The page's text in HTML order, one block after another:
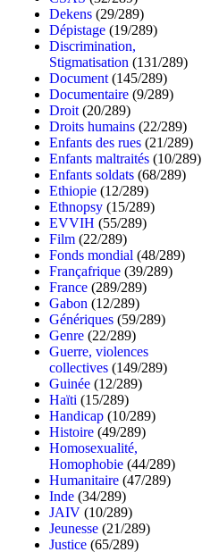
Dekens (29/289)
Dépistage (19/289)
Discrimination,
Stigmatisation (131/289)
Document (145/289)
Documentaire (9/289)
Droit (20/289)
Droits humains (22/289)
Enfants des rues (21/289)
Enfants maltraités (10/289)
Enfants soldats (68/289)
Ethiopie (12/289)
Ethnopsy (15/289)
EVVIH (55/289)
Film (22/289)
Fonds mondial (48/289)
Françafrique (39/289)
France (289/289)
Gabon (12/289)
Génériques (59/289)
Genre (22/289)
Guerre, violences
collectives (149/289)
Guinée (12/289)
Haïti (15/289)
Handicap (10/289)
Histoire (49/289)
Homosexualité,
Homophobie (44/289)
Humanitaire (47/289)
Inde (34/289)
JAIV (10/289)
Jeunesse (21/289)
Justice (65/289)